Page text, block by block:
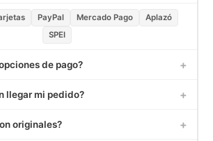
PayPal Mercado Pago
Aplazó
SPEI
de pago? +
PayPal, Mercado Pago, Aplazó,
llegar mi pedido? +
con tu número de seguimiento una vez
originales? +